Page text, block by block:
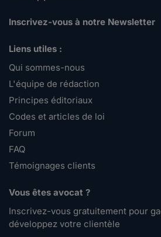
Inscrivez-vous à notre Newsletter
Liens utiles :
Qui sommes-nous
L'équipe de rédaction
Principes éditoriaux
Codes et articles de loi
Forum
FAQ
Témoignages clients
Vous êtes avocat ?
Inscrivez-vous gratuitement pour
développez votre clientèle